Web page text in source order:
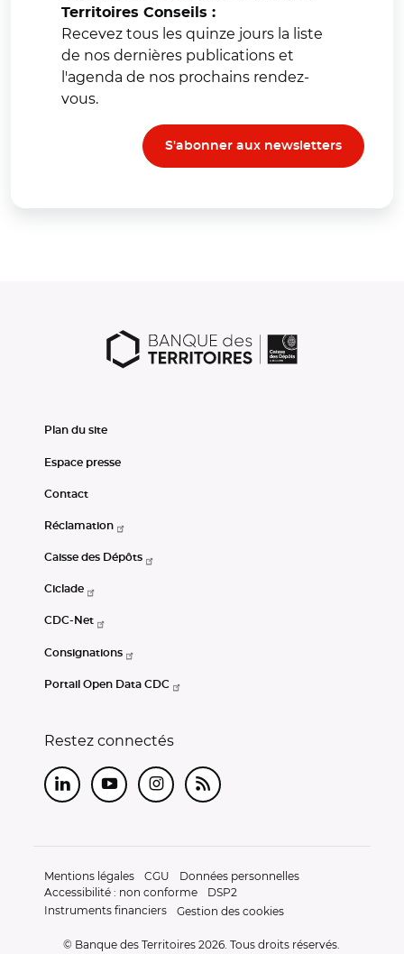
Territoires Conseils :
Recevez tous les quinze jours la liste
de nos dernières publications et
l'agenda de nos prochains rendez-
vous.
S'abonner aux newsletters
Plan du site
Espace presse
Contact
Réclamation
Caisse des Dépôts
Ciclade
CDC-Net
Consignations
Portail Open Data CDC
Restez connectés
LinkedInYoutubeInstagram
RSS
Mentions légales CGU
Données personnelles
Accessibilité : non conforme
DSP2
Instruments financiers
Gestion des cookies
© Banque des Territoires 2026. Tous droits réservés.